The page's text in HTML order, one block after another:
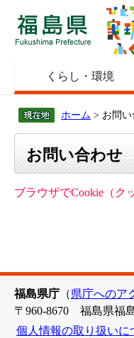
福島県
くらし・環境
ホーム > お問
お問い合わせ
ブラウザでCookie（ク
福島県庁 （県庁へのア
〒960-8670 福島県福
個人情報の取り扱いに